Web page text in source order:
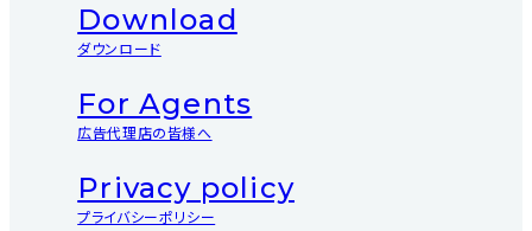
Download
ダウンロード
For Agents
広告代理店の皆様へ
Privacy policy
プライバシーポリシー